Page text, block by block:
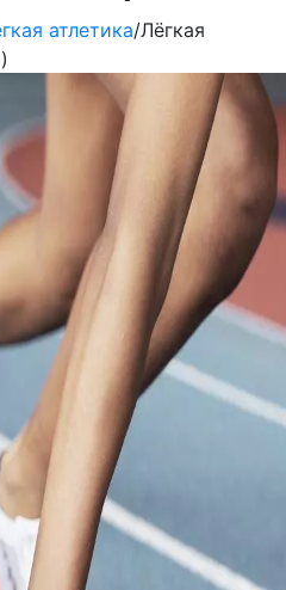
атлетика/Лёгкая